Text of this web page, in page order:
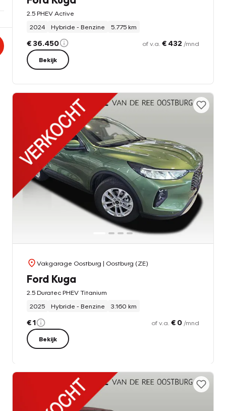
2.5 PHEV Active
2024
Hybride - Benzine 5.775 km
€ 36.450 of v.a. € 432 /mnd
Bekijk
Vakgarage Oostburg | Oostburg (ZE)
Ford Kuga
2.5 Duratec PHEV Titanium
2025
Hybride - Benzine 3.160 km
€ 1 of v.a. € 0 /mnd
Bekijk